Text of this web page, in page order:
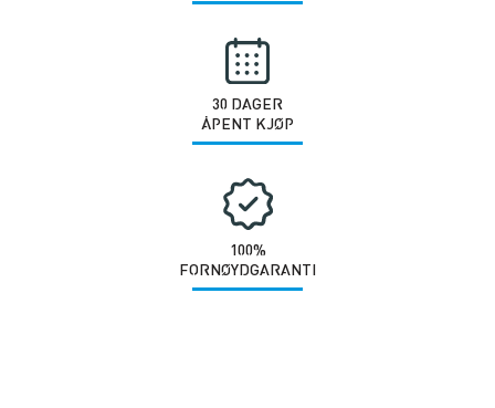
30 DAGER
ÅPENT KJØP
100%
FORNØYDGARANTI